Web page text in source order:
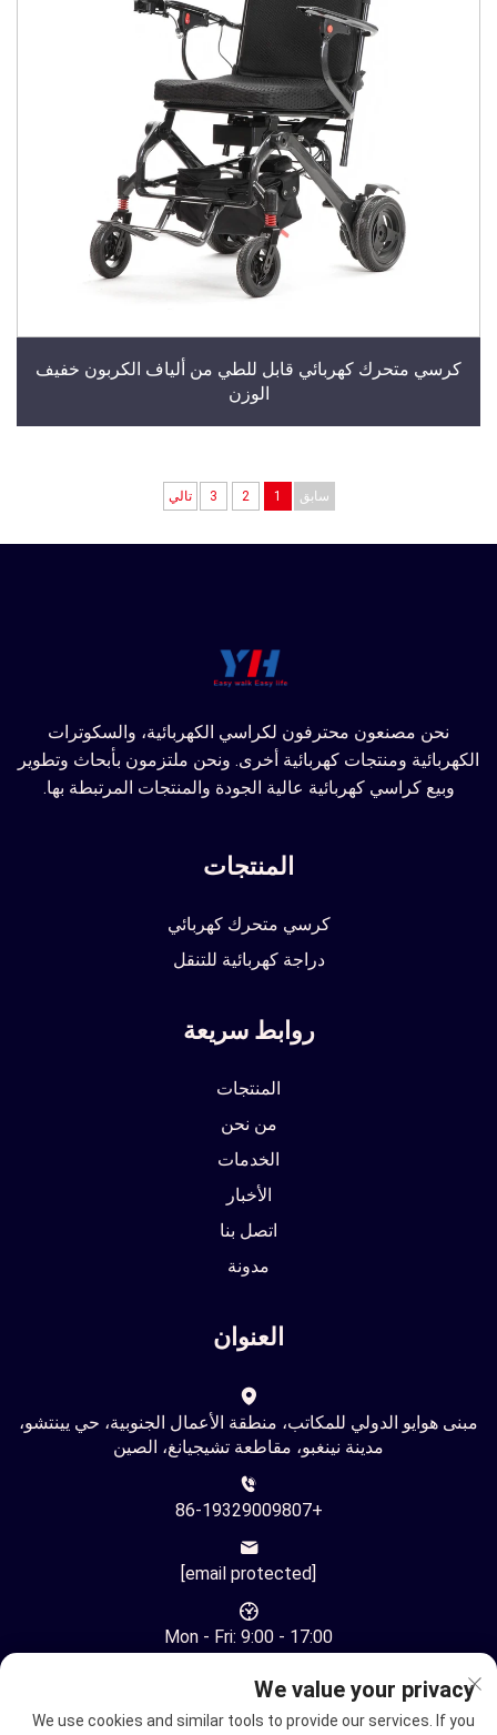
كرسي متحرك كهربائي قابل للطي من ألياف الكربون خفيف
الوزن
سابق 1
2
3 تالي
نحن مصنعون محترفون لكراسي الكهربائية، والسكوترات
الكهربائية ومنتجات كهربائية أخرى. ونحن ملتزمون بأبحاث وتطوير
وبيع كراسي كهربائية عالية الجودة والمنتجات المرتبطة بها.
المنتجات
كرسي متحرك كهربائي
دراجة كهربائية للتنقل
روابط سريعة
المنتجات
من نحن
الخدمات
الأخبار
اتصل بنا
مدونة
العنوان
مبنى هوايو الدولي للمكاتب، منطقة الأعمال الجنوبية، حي يينتشو،
مدينة نينغبو، مقاطعة تشيجيانغ، الصين
+86-19329009807
Mon - Fri: 9:00 - 17:00
We value your privacy
We use cookies and similar tools to provide our services. If you